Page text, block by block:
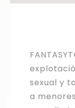
sexual y
a